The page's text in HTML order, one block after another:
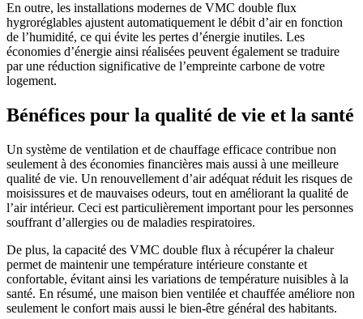
En outre, les installations modernes de VMC double flux
hygroréglables ajustent automatiquement le débit d’air en fonction
de l’humidité, ce qui évite les pertes d’énergie inutiles. Les
économies d’énergie ainsi réalisées peuvent également se traduire
par une réduction significative de l’empreinte carbone de votre
logement.
Bénéfices pour la qualité de vie et la santé
Un système de ventilation et de chauffage efficace contribue non
seulement à des économies financières mais aussi à une meilleure
qualité de vie. Un renouvellement d’air adéquat réduit les risques de
moisissures et de mauvaises odeurs, tout en améliorant la qualité de
l’air intérieur. Ceci est particulièrement important pour les personnes
souffrant d’allergies ou de maladies respiratoires.
De plus, la capacité des VMC double flux à récupérer la chaleur
permet de maintenir une température intérieure constante et
confortable, évitant ainsi les variations de température nuisibles à la
santé. En résumé, une maison bien ventilée et chauffée améliore non
seulement le confort mais aussi le bien-être général des habitants.